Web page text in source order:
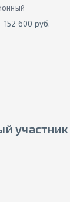
152 600 руб.
участник